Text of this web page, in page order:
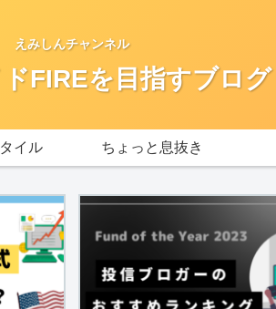
えみしんチャンネル
FIREを目指すブログ
イル ちょっと息抜き